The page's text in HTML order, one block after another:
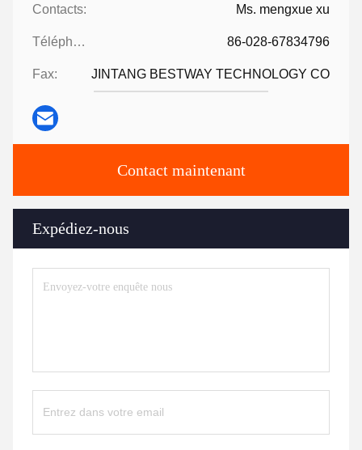
Contacts: Ms. mengxue xu
Téléphone: 86-028-67834796
Fax: JINTANG BESTWAY TECHNOLOGY CO
Contact maintenant
Expédiez-nous